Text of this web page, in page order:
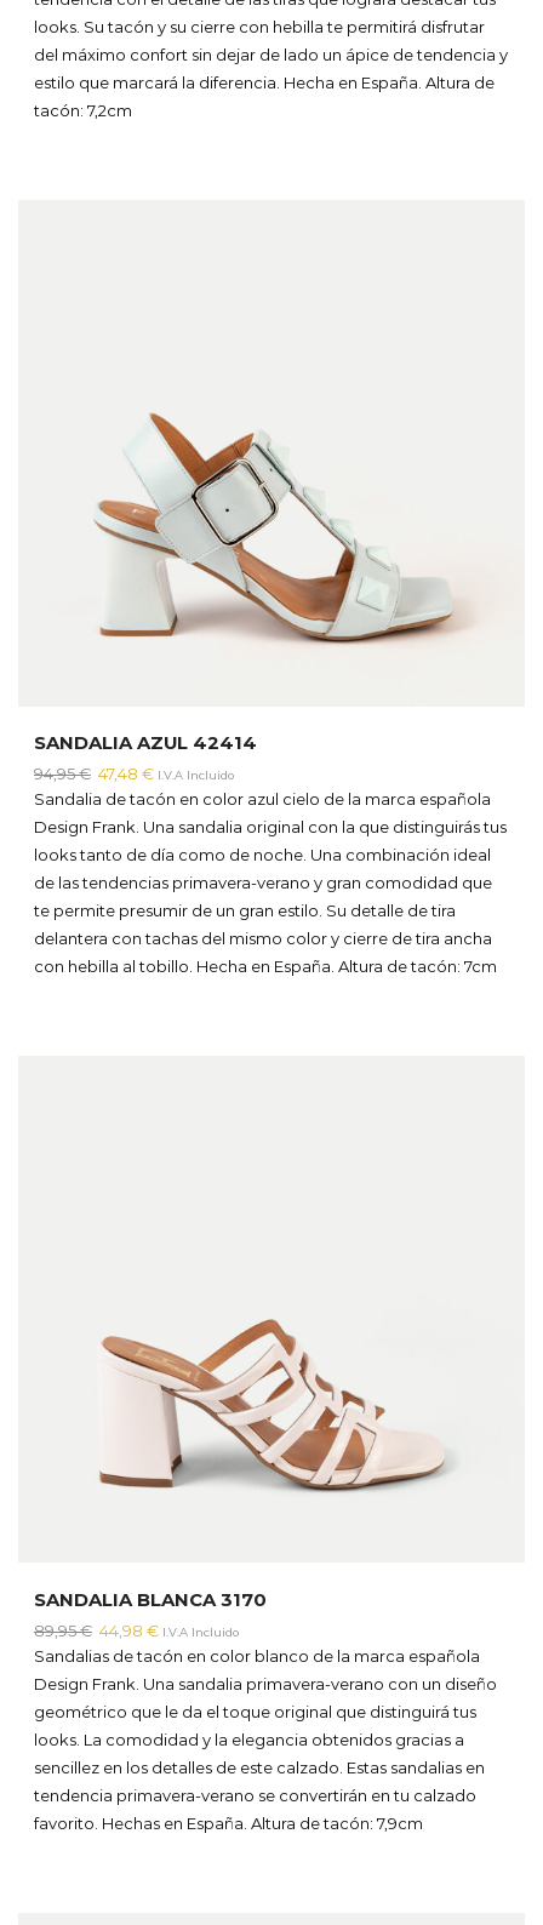
looks. Su tacón y su cierre con hebilla te permitirá disfrutar
del máximo confort sin dejar de lado un ápice de tendencia y
estilo que marcará la diferencia. Hecha en España. Altura de
tacón: 7,2cm
SANDALIA AZUL 42414
94,95€ El
precio
original
94,95 €.
47,48 €El
precio
actual
47,48 €.
I.V.A Incluido
Sandalia de tacón en color azul cielo de la marca española
Design Frank. Una sandalia original con la que distinguirás tus
looks tanto de día como de noche. Una combinación ideal
de las tendencias primavera-verano y gran comodidad que
te permite presumir de un gran estilo. Su detalle de tira
delantera con tachas del mismo color y cierre de tira ancha
con hebilla al tobillo. Hecha en España. Altura de tacón: 7cm
SANDALIA BLANCA 3170
89,95€ El
precio
original
89,95 €.
44,98 €El
precio
44,98 €.
I.V.A Incluido
Sandalias de tacón en color blanco de la marca española
Design Frank. Una sandalia primavera-verano con un diseño
geométrico que le da el toque original que distinguirá tus
looks. La comodidad y la elegancia obtenidos gracias a
sencillez en los detalles de este calzado. Estas sandalias en
tendencia primavera-verano se convertirán en tu calzado
favorito. Hechas en España. Altura de tacón: 7,9cm